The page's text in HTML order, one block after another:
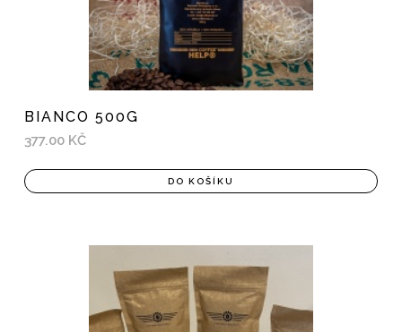
BIANCO 500G
377.00 KČ
DO KOŠÍKU